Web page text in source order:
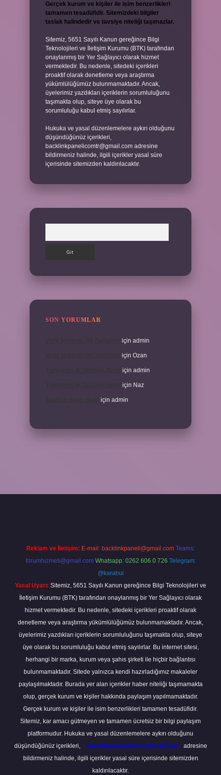
Gerçek kurum ve kişiler ile isim benzerlikleri
tamamen tesadüfidir. Sitemizdeki bilgiler
taslak halindedir ve tavsiye niteliği taşımazlar.
Sitemiz, 5651 Sayılı Kanun gereğince Bilgi
Teknolojileri ve İletişim Kurumu (BTK) tarafından
onaylanmış bir Yer Sağlayıcı olarak hizmet
vermektedir. Bu nedenle, sitedeki içerikleri
proaktif olarak denetleme veya araştırma
yükümlülüğümüz bulunmamaktadır. Ancak,
üyelerimiz yazdıkları içeriklerin sorumluluğunu
taşımakta olup, siteye üye olarak bu
sorumluluğu kabul etmiş sayılırlar.
Hukuka ve yasal düzenlemelere aykırı olduğunu
düşündüğünüz içerikleri,
backlinkpanelicomtr@gmail.com adresine
bildirmeniz halinde, ilgili içerikler yasal süre
içerisinde sitemizden kaldırılacaktır.
SON YORUMLAR
için admin
için Ozan
için admin
için Naz
için admin
Reklam ve İletişim: E-mail: backlinkpaneli@gmail.com Teams:
forumhizmeti@gmail.com Whatsapp: 0262 606 0 726 Telegram:
@karabul
Yasal Uyarı: Sitemiz, 5651 Sayılı Kanun gereğince Bilgi Teknolojileri ve
İletişim Kurumu (BTK) tarafından onaylanmış bir Yer Sağlayıcı olarak
hizmet vermektedir. Bu nedenle, sitedeki içerikleri proaktif olarak
denetleme veya araştırma yükümlülüğümüz bulunmamaktadır. Ancak,
üyelerimiz yazdıkları içeriklerin sorumluluğunu taşımakta olup, siteye
üye olarak bu sorumluluğu kabul etmiş sayılırlar. Bu internet sitesi,
herhangi bir marka, kurum veya şahıs şirketi ile hiçbir bağlantısı
bulunmamaktadır. Sitede yalnızca kendi hazırladığımız makaleler
paylaşılmaktadır. Burada yer alan içerikler haber niteliği taşımamakta
olup, gerçek kurum ve kişiler hakkında paylaşım yapılmamaktadır.
Gerçek kurum ve kişiler ile isim benzerlikleri tamamen tesadüfidir.
Sitemiz, kar amacı gütmeyen ve tamamen ücretsiz bir bilgi paylaşım
platformudur. Hukuka ve yasal düzenlemelere aykırı olduğunu
düşündüğünüz içerikleri,
backlinkpanelicomtr@gmail.com
adresine
bildirmeniz halinde, ilgili içerikler yasal süre içerisinde sitemizden
kaldırılacaktır.